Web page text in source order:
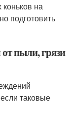
на
подготовить
пыли, грязи
таковые